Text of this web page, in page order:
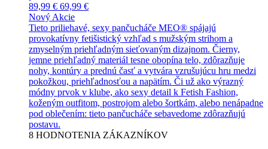
89,99 € 69,99 €
Nový Akcie
Tieto priliehavé, sexy pančucháče MEO® spájajú
provokatívny fetišistický vzhľad s mužským strihom a
zmyselným priehľadným sieťovaným dizajnom. Čierny,
jemne priehľadný materiál tesne obopína telo, zdôrazňuje
nohy, kontúry a prednú časť a vytvára vzrušujúcu hru medzi
pokožkou, priehľadnosťou a napätím. Či už ako výrazný
módny prvok v klube, ako sexy detail k Fetish Fashion,
koženým outfitom, postrojom alebo šortkám, alebo nenápadne
pod oblečením: tieto pančucháče sebavedome zdôrazňujú
postavu.
8 HODNOTENIA ZÁKAZNÍKOV